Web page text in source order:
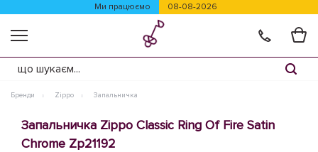
Ми працюємо 08-08-2026
Бренди Zippo Запальничка
Запальничка Zippo Classic Ring Of Fire Satin
Chrome Zp21192